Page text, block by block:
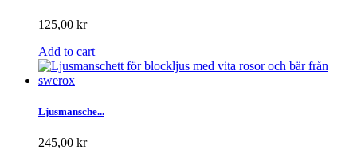
125,00 kr
Add to cart
Ljusmansche...
245,00 kr